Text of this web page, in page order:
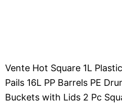
Vente Hot Square 1L
Pails 16L PP Barrels PE
Buckets with Lids 2 Pc